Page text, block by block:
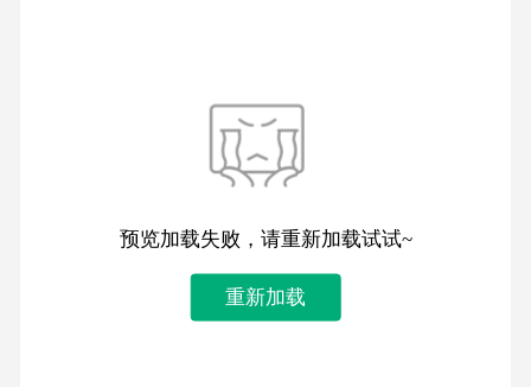
预览加载失败，请重新加载试试~
重新加载